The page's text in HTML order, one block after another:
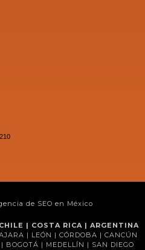
de SEO en México
| COSTA RICA | ARGENTINA
| LEÓN | CÓRDOBA | CANCÚN
BOGOTÁ | MEDELLÍN | SAN DIEGO